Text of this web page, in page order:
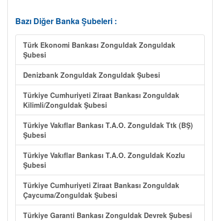
Bazı Diğer Banka Şubeleri :
Türk Ekonomi Bankası Zonguldak Zonguldak
Şubesi
Denizbank Zonguldak Zonguldak Şubesi
Türkiye Cumhuriyeti Ziraat Bankası Zonguldak
Kilimli/Zonguldak Şubesi
Türkiye Vakıflar Bankası T.A.O. Zonguldak Ttk (BŞ)
Şubesi
Türkiye Vakıflar Bankası T.A.O. Zonguldak Kozlu
Şubesi
Türkiye Cumhuriyeti Ziraat Bankası Zonguldak
Çaycuma/Zonguldak Şubesi
Türkiye Garanti Bankası Zonguldak Devrek Şubesi